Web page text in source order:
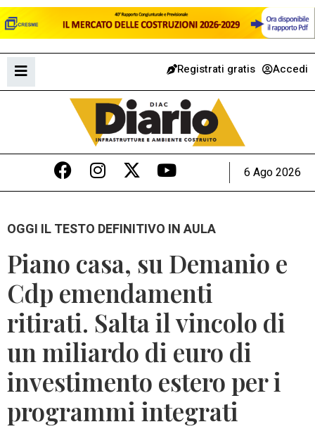
Registrati gratis Accedi
6 Ago 2026
OGGI IL TESTO DEFINITIVO IN AULA
Piano casa, su Demanio e
Cdp emendamenti
ritirati. Salta il vincolo di
un miliardo di euro di
investimento estero per i
programmi integrati